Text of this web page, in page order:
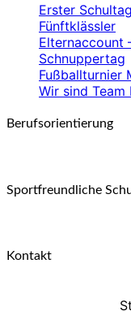
Erster
Fünftklässler
Elternaccount
Schnuppertag
Fußballturnier
Wir sind Team
Berufsorientierung
Sportfreundliche
Kontakt